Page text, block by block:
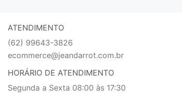
ATENDIMENTO
(62) 99643-3826
ecommerce@jeandarrot.com.br
HORÁRIO DE ATENDIMENTO
Segunda a Sexta 08:00 às 17:30